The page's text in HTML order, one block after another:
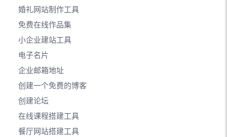
婚礼网站制作工具
免费在线作品集
小企业建站工具
电子名片
企业邮箱地址
创建一个免费的博客
创建论坛
在线课程搭建工具
餐厅网站搭建工具